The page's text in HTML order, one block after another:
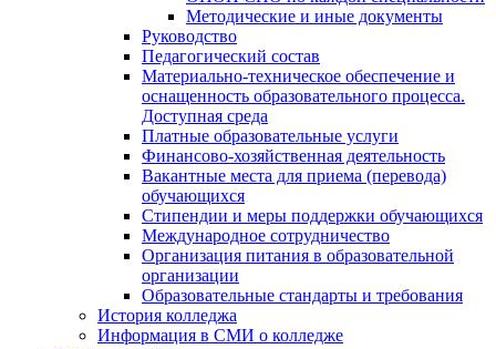
Методические и иные документы
Руководство
Педагогический состав
Материально-техническое обеспечение и
оснащенность образовательного процесса.
Доступная среда
Платные образовательные услуги
Финансово-хозяйственная деятельность
Вакантные места для приема (перевода)
обучающихся
Стипендии и меры поддержки обучающихся
Международное сотрудничество
Организация питания в образовательной
организации
Образовательные стандарты и требования
История колледжа
Информация в СМИ о колледже